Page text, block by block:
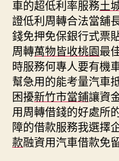
車的超低利率服務土
證低利周轉合法當舖
錢免押免保銀行式票
周轉萬物皆收桃園最
時服務何專人要有機
幫急用的能考量汽車
困擾新竹市當鋪讓資
用周轉借錢的好處所
障的借款服務我選擇
款融資用汽車借款免